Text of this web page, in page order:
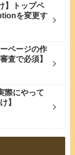
】トップペ
を変更す
ページの作
査で必須】
際にやって
】